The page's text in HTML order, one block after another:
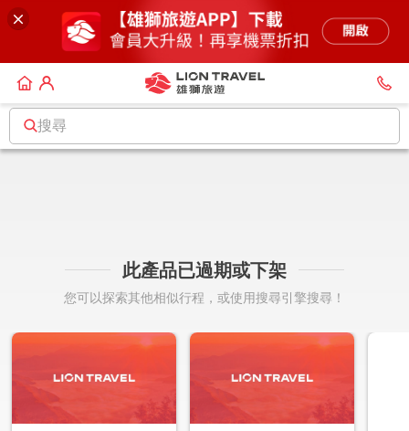
搜尋
此產品已過期或下架
您可以探索其他相似行程，或使用搜尋引擎搜尋！